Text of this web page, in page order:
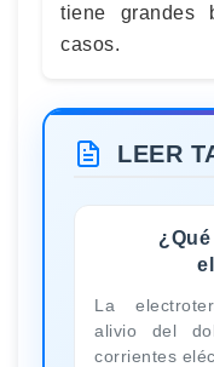
tiene grandes
casos.
LEER
La
alivio del
corrientes